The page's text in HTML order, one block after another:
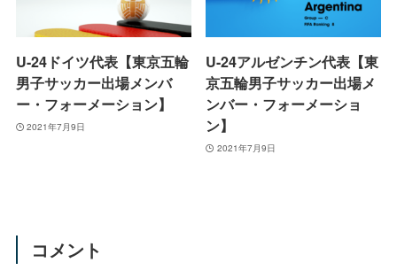
U-24ドイツ代表【東京五輪
男子サッカー出場メンバ
ー・フォーメーション】
2021年7月9日
U-24アルゼンチン代表【東
京五輪男子サッカー出場メ
ンバー・フォーメーショ
ン】
2021年7月9日
コメント